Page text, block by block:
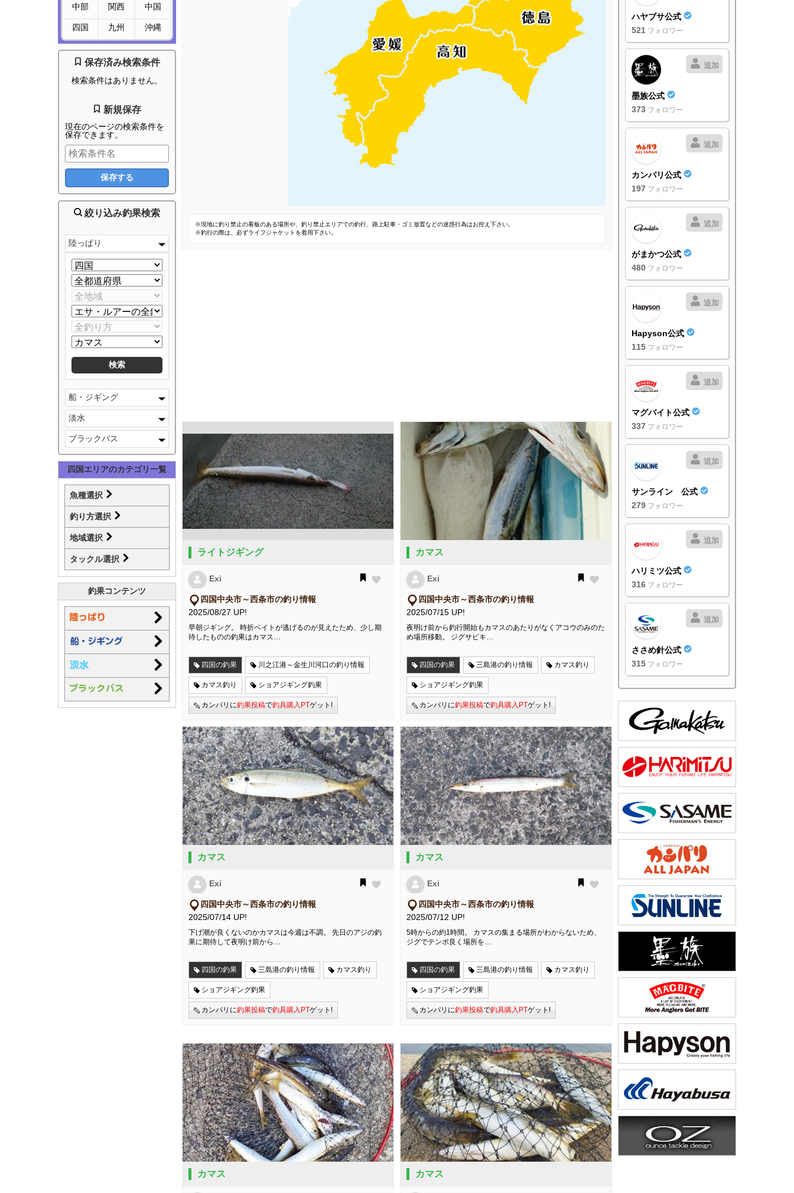
中部 関西 中国
四国 九州 沖縄
保存済み検索条件
検索条件はありません。
新規保存
現在のページの検索条件を
保存できます。
絞り込み釣果検索
陸っぱり
船・ジギング
淡水
ブラックバス
四国エリアのカテゴリ一覧
魚種選択
釣り方選択
地域選択
タックル選択
釣果コンテンツ
※現地に釣り禁止の看板のある場所や、釣り禁止エリアでの釣行、路上駐車・ゴミ放置などの迷惑行為はお控え下さい。
※釣行の際は、必ずライフジャケットを着用下さい。
ライトジギング
Exi
四国中央市～西条市の釣り情報
2025/08/27 UP!
早朝ジギング。 時折ベイトが逃げるのが見えたため、少し期
待したものの釣果はカマス…
四国の釣果 川之江港～金生川河口の釣り情報
カマス釣り ショアジギング釣果
カンパリに釣果投稿で釣具購入PTゲット!
カマス
Exi
四国中央市～西条市の釣り情報
2025/07/15 UP!
夜明け前から釣行開始もカマスのあたりがなくアコウのみのた
め場所移動。 ジグサビキ…
四国の釣果 三島港の釣り情報 カマス釣り
ショアジギング釣果
カンパリに釣果投稿で釣具購入PTゲット!
カマス
Exi
四国中央市～西条市の釣り情報
2025/07/14 UP!
下げ潮が良くないのかカマスは今週は不調。 先日のアジの釣
果に期待して夜明け前から…
四国の釣果 三島港の釣り情報 カマス釣り
ショアジギング釣果
カンパリに釣果投稿で釣具購入PTゲット!
カマス
Exi
四国中央市～西条市の釣り情報
2025/07/12 UP!
5時からの約1時間。 カマスの集まる場所がわからないため、
ジグでテンポ良く場所を…
四国の釣果 三島港の釣り情報 カマス釣り
ショアジギング釣果
カンパリに釣果投稿で釣具購入PTゲット!
カマス カマス
ハヤブサ公式
521 フォロワー
追加
墨族公式
373 フォロワー
追加
カンパリ公式
197 フォロワー
追加
がまかつ公式
480 フォロワー
追加
Hapyson公式
115 フォロワー
追加
マグバイト公式
337 フォロワー
追加
サンライン 公式
279 フォロワー
追加
ハリミツ公式
316 フォロワー
追加
ささめ針公式
315 フォロワー